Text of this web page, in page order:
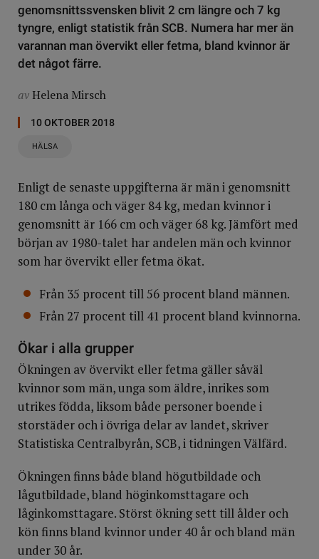
genomsnittssvensken blivit 2 cm längre och 7 kg
tyngre, enligt statistik från SCB. Numera har mer än
varannan man övervikt eller fetma, bland kvinnor är
det något färre.
av Helena Mirsch
10 OKTOBER 2018
HÄLSA
Enligt de senaste uppgifterna är män i genomsnitt
180 cm långa och väger 84 kg, medan kvinnor i
genomsnitt är 166 cm och väger 68 kg. Jämfört med
början av 1980-talet har andelen män och kvinnor
som har övervikt eller fetma ökat.
Från 35 procent till 56 procent bland männen.
Från 27 procent till 41 procent bland kvinnorna.
Ökar i alla grupper
Ökningen av övervikt eller fetma gäller såväl
kvinnor som män, unga som äldre, inrikes som
utrikes födda, liksom både personer boende i
storstäder och i övriga delar av landet, skriver
Statistiska Centralbyrån, SCB, i tidningen Välfärd.
Ökningen finns både bland högutbildade och
lågutbildade, bland höginkomsttagare och
låginkomsttagare. Störst ökning sett till ålder och
kön finns bland kvinnor under 40 år och bland män
under 30 år.